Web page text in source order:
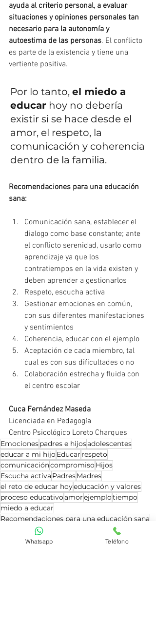
ayuda al criterio personal, a evaluar
situaciones y opiniones personales tan
necesario para la autonomía y
autoestima de las personas. El conflicto
es parte de la existencia y tiene una
vertiente positiva.
Por lo tanto, el miedo a
educar hoy no debería
existir si se hace desde el
amor, el respeto, la
comunicación y coherencia
dentro de la familia.
Recomendaciones para una educación
sana:
Comunicación sana, establecer el
dialogo como base constante; ante
el conflicto serenidad, usarlo como
aprendizaje ya que los
contratiempos en la vida existen y
deben aprender a gestionarlos
Respeto, escucha activa
Gestionar emociones en común,
con sus diferentes manifestaciones
y sentimientos
Coherencia, educar con el ejemplo
Aceptación de cada miembro, tal
cual es con sus dificultades o no
Colaboración estrecha y fluida con
el centro escolar
Cuca Fernández Maseda
Licenciada en Pedagogía
﻿Centro Psicológico Loreto Charques
Emocionespadres e hijosadolescentes
educar a mi hijoEducar respeto
comunicacióncompromisoHijos
Escucha activa PadresMadres
el reto de educar hoyeducación y valores
proceso educativoamorejemplotiempo
miedo a educar
Recomendaciones para una educación sana
Psicología Infantil
Psicología Juvenil
Whatsapp Teléfono